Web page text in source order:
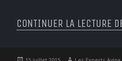
CONTINUER LA LECTURE